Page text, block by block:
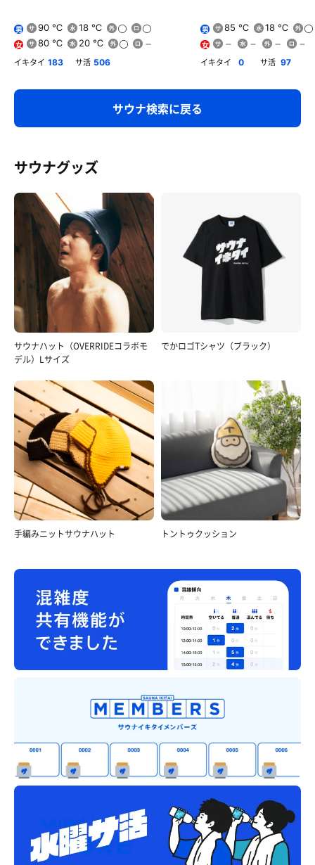
自販機ラーメン
美味い😋
男 90 ℃ 18 ℃
女 80 ℃ 20 ℃
イキタイ 183 サ活 506
男 85 ℃ 18 ℃
女
イキタイ 0 サ活 97
サウナ検索に戻る
サウナグッズ
サウナハット（OVERRIDEコラボモ
デル）Lサイズ
でかロゴTシャツ（ブラック）
手編みニットサウナハット トントゥクッション